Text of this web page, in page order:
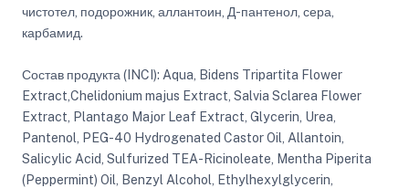
чистотел, подорожник, аллантоин, Д-пантенол, сера,
карбамид.
Состав продукта (INCI): Aqua, Bidens Tripartita Flower
Extract,Chelidonium majus Extract, Salvia Sclarea Flower
Extract, Plantago Major Leaf Extract, Glycerin, Urea,
Pantenol, PEG-40 Hydrogenated Castor Oil, Allantoin,
Salicylic Acid, Sulfurized TEA-Ricinoleate, Mentha Piperita
(Peppermint) Oil, Benzyl Alcohol, Ethylhexylglycerin,